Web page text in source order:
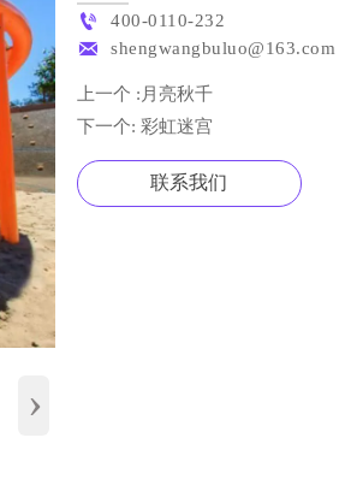
›
 400-0110-232
 shengwangbuluo@163.com
上一个 :月亮秋千
下一个: 彩虹迷宫
联系我们